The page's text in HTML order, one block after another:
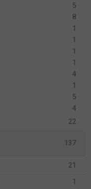
5
8
1
1
1
1
4
1
5
4
22
137
21
1